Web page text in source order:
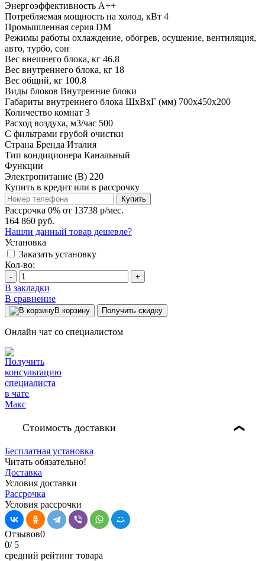
Энергоэффективность A++
Потребляемая мощность на холод, кВт 4
Промышленная серия DM
Режимы работы охлаждение, обогрев, осушение, вентиляция,
авто, турбо, сон
Вес внешнего блока, кг 46.8
Вес внутреннего блока, кг 18
Вес общий, кг 100.8
Виды блоков Внутренние блоки
Габариты внутреннего блока ШхВхГ (мм) 700x450x200
Количество комнат 3
Расход воздуха, м3/час 500
С фильтрами грубой очистки
Страна Бренда Италия
Тип кондиционера Канальный
Функции
Электропитание (В) 220
Купить в кредит или в рассрочку
Купить
Рассрочка 0% от 13738 р/мес.
164 860 руб.
Нашли данный товар дешевле?
Установка
Заказать установку
Кол-во:
- +
В закладки
В сравнение
В корзину Получить скидку
Онлайн чат со специалистом
Стоимость доставки ❯
Бесплатная установка
Читать обязательно!
Доставка
Условия доставки
Рассрочка
Условия рассрочки
Отзывов0
0/ 5
средний рейтинг товара